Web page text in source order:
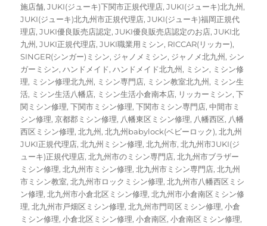
施店舗,JUKI(ジューキ)下関市正規代理店,JUKI(ジューキ)北九州,
JUKI(ジューキ)北九州市正規代理店,JUKI(ジューキ)福岡正規代
理店,JUKI優良販売店認定,JUKI優良販売店認定のお店,JUKI北
九州,JUKI正規代理店,JUKI職業用ミシン, RICCAR(リッカー),
SINGER(シンガー)ミシン, ジャノメミシン, ジャノメ北九州, シン
ガーミシン,ハンドメイド,ハンドメイド北九州, ミシン, ミシン修
理, ミシン修理北九州, ミシン専門店, ミシン教室北九州, ミシン生
活, ミシン生活八幡店, ミシン生活小倉南本店, リッカーミシン,下
関ミシン修理,下関市ミシン修理,下関市ミシン専門店,中間市ミ
シン修理,京都郡ミシン修理, 八幡東区ミシン修理, 八幡西区, 八幡
西区ミシン修理,北九州,北九州babylock(ベビーロック),北九州
JUKI正規代理店,北九州ミシン修理,北九州市,北九州市JUKI(ジ
ューキ)正規代理店,北九州市のミシン専門店,北九州市ブラザー
ミシン修理,北九州市ミシン修理,北九州市ミシン専門店,北九州
市ミシン教室,北九州市ロックミシン修理,北九州市八幡西区ミシ
ン修理,北九州市小倉北区ミシン修理,北九州市小倉南区ミシン修
理,北九州市戸畑区ミシン修理,北九州市門司区ミシン修理,小倉
ミシン修理,小倉北区ミシン修理,小倉南区,小倉南区ミシン修理,